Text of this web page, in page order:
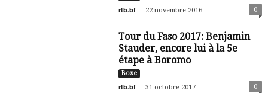
rtb.bf - 22 novembre 2016 0
Tour du Faso 2017: Benjamin
Stauder, encore lui à la 5e
étape à Boromo
Boxe
rtb.bf - 31 octobre 2017 0